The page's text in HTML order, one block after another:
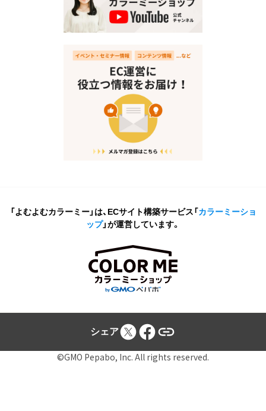
「よむよむカラーミー」は、ECサイト構築サービス「カラーミーショ
ップ」が運営しています。
シェア
©GMO Pepabo, Inc. All rights reserved.